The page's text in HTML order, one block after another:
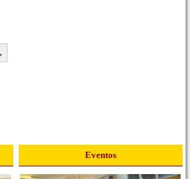
Eventos